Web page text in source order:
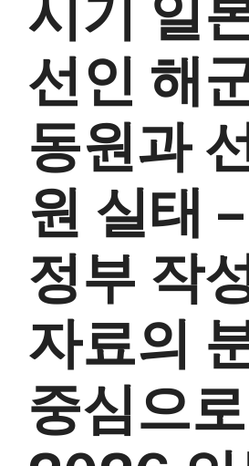
시기 일
선인 해
동원과
원 실태
정부 작
자료의
중심으